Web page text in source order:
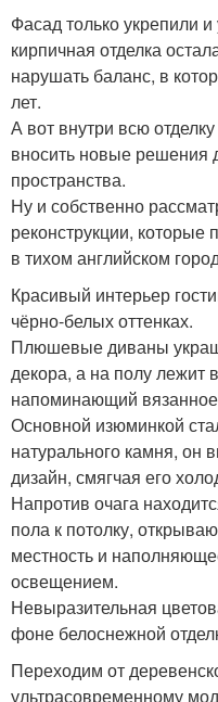
Фасад только укрепили
кирпичная отделка
нарушать баланс, в
лет.
А вот внутри всю
вносить новые решения
пространства.
Ну и собственно
реконструкции,
в тихом английском
Красивый интерьер
чёрно-белых оттенках.
Плюшевые диваны
декора, а на полу лежит
напоминающий вязанное
Основной изюминкой
натурального камня, он
дизайн, смягчая его
Напротив очага
пола к потолку,
местность и
освещением.
Невыразительная
фоне белоснежной
Переходим от
ультрасовременному